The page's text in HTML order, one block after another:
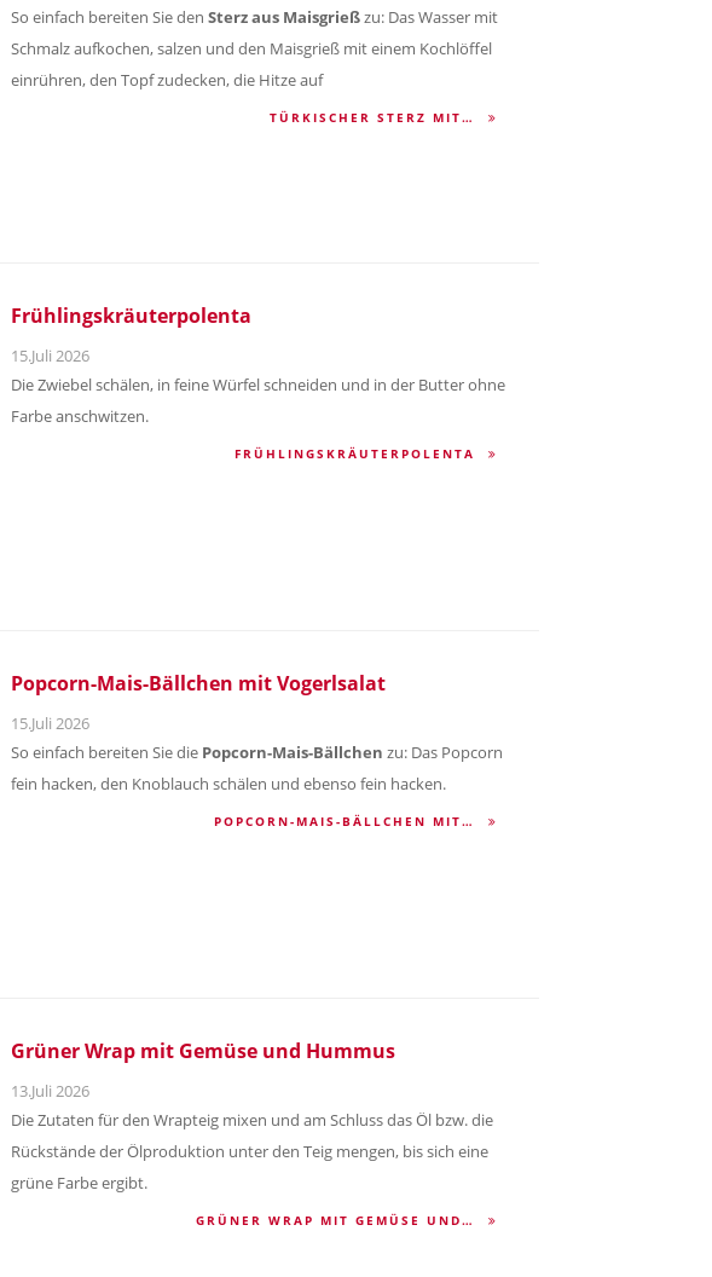
So einfach bereiten Sie den Sterz aus Maisgrießzu: Das Wasser mit
Schmalz aufkochen, salzen und den Maisgrieß mit einem Kochlöffel
einrühren, den Topf zudecken, die Hitze auf
TÜRKISCHER STERZ MIT…
Frühlingskräuterpolenta
15.Juli 2026
Die Zwiebel schälen, in feine Würfel schneiden und in der Butter ohne
Farbe anschwitzen.
FRÜHLINGSKRÄUTERPOLENTA
Popcorn-Mais-Bällchen mit Vogerlsalat
15.Juli 2026
So einfach bereiten Sie die Popcorn-Mais-Bällchen zu: Das Popcorn
fein hacken, den Knoblauch schälen und ebenso fein hacken.
POPCORN-MAIS-BÄLLCHEN MIT…
Grüner Wrap mit Gemüse und Hummus
13.Juli 2026
Die Zutaten für den Wrapteig mixen und am Schluss das Öl bzw. die
Rückstände der Ölproduktion unter den Teig mengen, bis sich eine
grüne Farbe ergibt.
GRÜNER WRAP MIT GEMÜSE UND…